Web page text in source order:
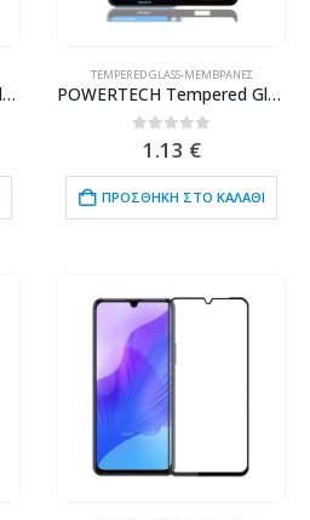
POWERTECH Tempered Glass 9H(0.33MM), Nokia 3
TEMPERED GLASS-ΜΕΜΒΡΆΝΕΣ
POWERTECH Tempered Glass 5D για Huawei Y8p, full glue, μαύρο
out of 5
1.13 €
ΠΡΟΣΘΉΚΗ ΣΤΟ ΚΑΛΆΘΙ